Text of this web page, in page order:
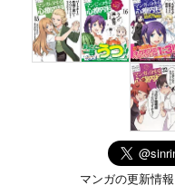
マンガの更新情